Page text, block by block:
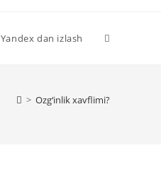
Yandex dan izlash
> Ozg‘inlik xavflimi?